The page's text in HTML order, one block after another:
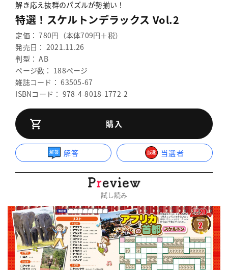
解き応え抜群のパズルが勢揃い！
特選！スケルトンデラックス Vol.2
定価： 780円（本体709円＋税）
発売日： 2021.11.26
判型： AB
ページ数： 188ページ
雑誌コード： 63505-67
ISBNコード： 978-4-8018-1772-2
購入
解答 当選者
試し読み